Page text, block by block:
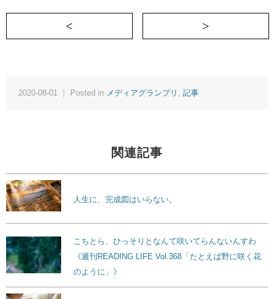
＜ 10,000万回の「ちゃんとしなさい」は
2020-08-01 ｜ Posted in メディアグランプリ , 記事
関連記事
人生に、完成図はいらない。
こちとら、ひっそりとなんて咲いてらんないんすわ
《週刊READING LIFE Vol.368「たとえば野に咲く花
のように」》